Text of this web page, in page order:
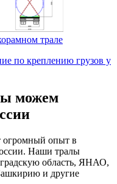
по креплению грузов у
можем
огромный опыт в
Наши тралы
область, ЯНАО,
и другие